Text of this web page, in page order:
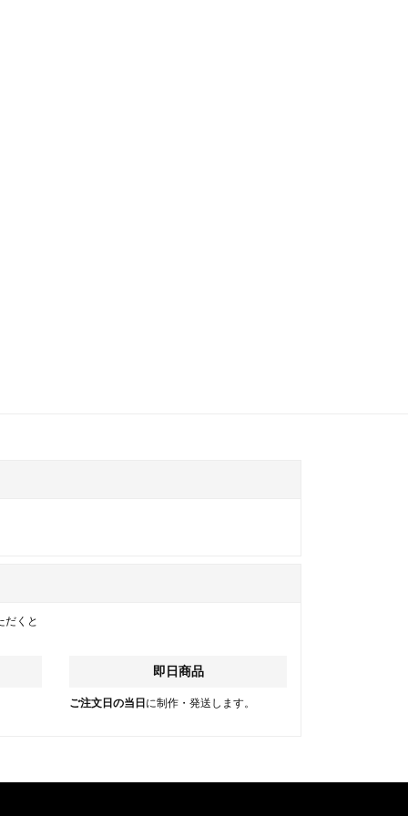
だくと
即日商品
ご注文日の当日 に制作・発送します。